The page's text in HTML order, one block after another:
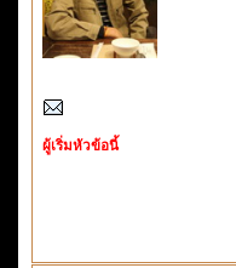
ผู้เริ่มหัวข้อนี้